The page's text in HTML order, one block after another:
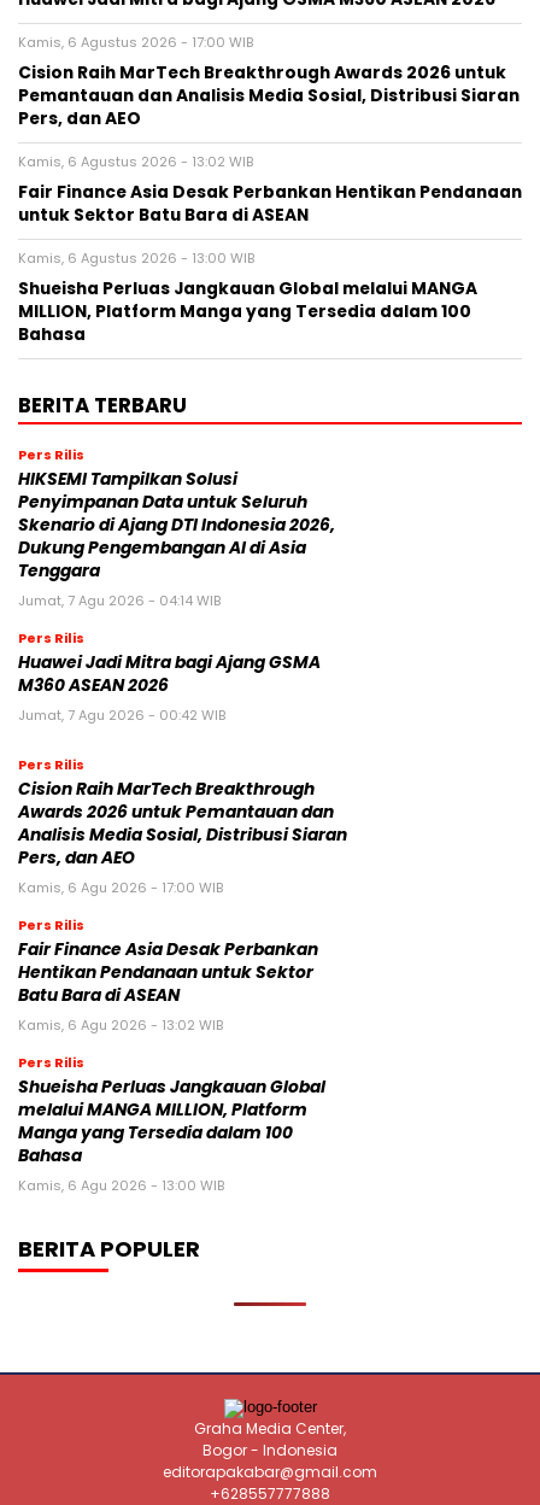
Kamis, 6 Agustus 2026 - 17:00 WIB
Cision Raih MarTech Breakthrough Awards 2026 untuk
Pemantauan dan Analisis Media Sosial, Distribusi Siaran
Pers, dan AEO
Kamis, 6 Agustus 2026 - 13:02 WIB
Fair Finance Asia Desak Perbankan Hentikan Pendanaan
untuk Sektor Batu Bara di ASEAN
Kamis, 6 Agustus 2026 - 13:00 WIB
Shueisha Perluas Jangkauan Global melalui MANGA
MILLION, Platform Manga yang Tersedia dalam 100
Bahasa
BERITA TERBARU
Pers Rilis
HIKSEMI Tampilkan Solusi
Penyimpanan Data untuk Seluruh
Skenario di Ajang DTI Indonesia 2026,
Dukung Pengembangan AI di Asia
Tenggara
Jumat, 7 Agu 2026 - 04:14 WIB
Pers Rilis
Huawei Jadi Mitra bagi Ajang GSMA
M360 ASEAN 2026
Jumat, 7 Agu 2026 - 00:42 WIB
Pers Rilis
Cision Raih MarTech Breakthrough
Awards 2026 untuk Pemantauan dan
Analisis Media Sosial, Distribusi Siaran
Pers, dan AEO
Kamis, 6 Agu 2026 - 17:00 WIB
Pers Rilis
Fair Finance Asia Desak Perbankan
Hentikan Pendanaan untuk Sektor
Batu Bara di ASEAN
Kamis, 6 Agu 2026 - 13:02 WIB
Pers Rilis
Shueisha Perluas Jangkauan Global
melalui MANGA MILLION, Platform
Manga yang Tersedia dalam 100
Bahasa
Kamis, 6 Agu 2026 - 13:00 WIB
BERITA POPULER
Graha Media Center,
Bogor - Indonesia
editorapakabar@gmail.com
+628557777888